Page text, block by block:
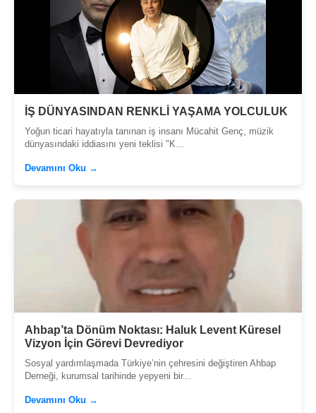
İŞ DÜNYASINDAN RENKLİ YAŞAMA YOLCULUK
Yoğun ticari hayatıyla tanınan iş insanı Mücahit Genç, müzik
dünyasındaki iddiasını yeni teklisi "K...
Devamını Oku →
Ahbap’ta Dönüm Noktası: Haluk Levent Küresel
Vizyon İçin Görevi Devrediyor
Sosyal yardımlaşmada Türkiye’nin çehresini değiştiren Ahbap
Derneği, kurumsal tarihinde yepyeni bir...
Devamını Oku →